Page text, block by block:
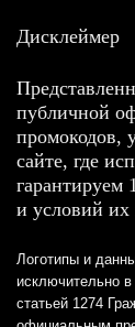
Дисклеймер
публичной
промокодов,
сайте, где
гарантируем
и условий
Логотипы и
исключительно
статьей 1274